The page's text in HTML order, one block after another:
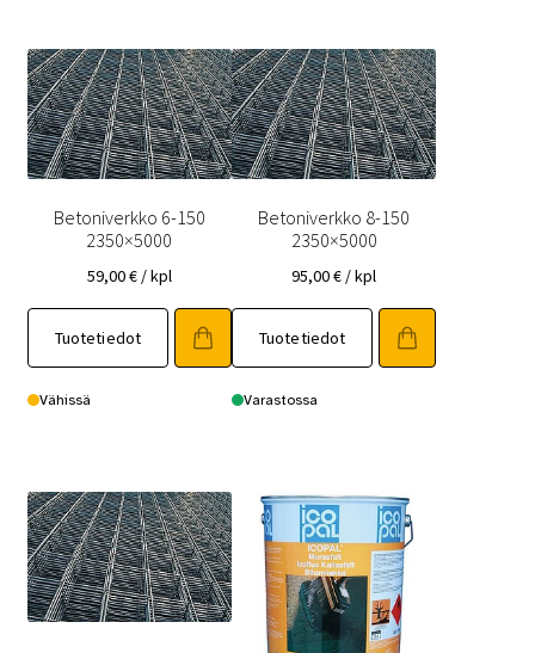
Betoniverkko 6-150
2350×5000
59,00€ / kpl
Tuotetiedot
Vähissä
Betoniverkko 8-150
2350×5000
95,00€ / kpl
Tuotetiedot
Varastossa